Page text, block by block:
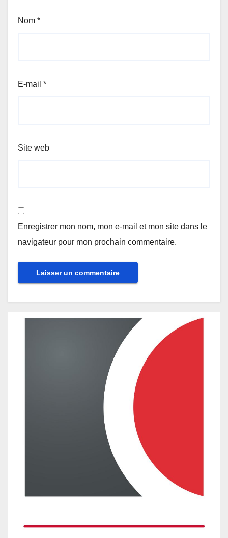
Nom *
E-mail *
Site web
Enregistrer mon nom, mon e-mail et mon site dans le
navigateur pour mon prochain commentaire.